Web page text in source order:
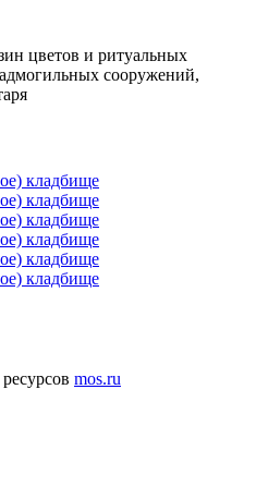
цветов и ритуальных
сооружений,
mos.ru